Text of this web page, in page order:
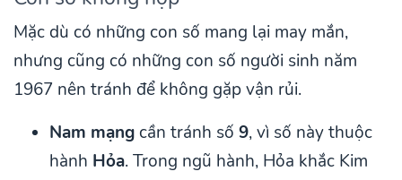
Mặc dù có những con số mang lại may mắn,
nhưng cũng có những con số người sinh năm
1967 nên tránh để không gặp vận rủi.
Nam mạng cần tránh số 9, vì số này thuộc
hành Hỏa. Trong ngũ hành, Hỏa khắc Kim